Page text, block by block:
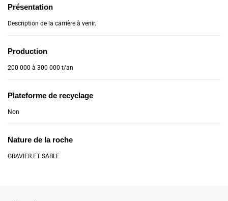
Présentation
Description de la carrière à venir.
Production
200 000 à 300 000 t/an
Plateforme de recyclage
Non
Nature de la roche
GRAVIER ET SABLE